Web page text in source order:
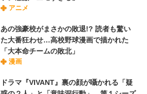
アニメ
あの強豪校がまさかの敗退!? 読者も驚い
た大番狂わせ…高校野球漫画で描かれた
「大本命チームの敗北」
漫画
ドラマ『VIVANT』裏の顔が囁かれる「疑